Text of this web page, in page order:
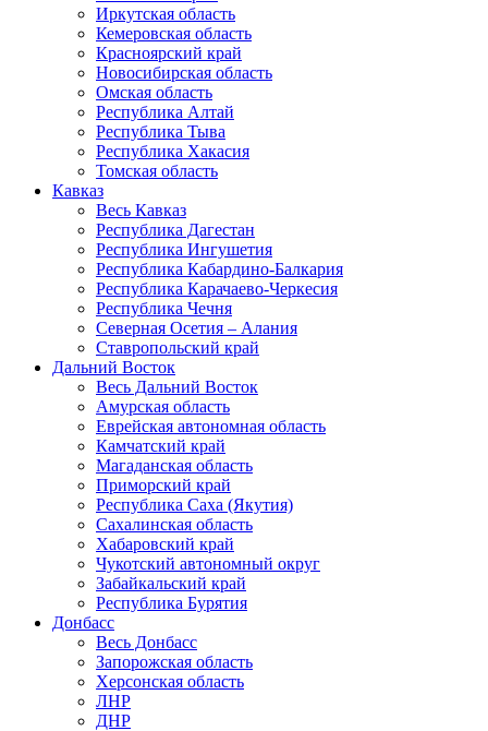
Иркутская область
Кемеровская область
Красноярский край
Новосибирская область
Омская область
Республика Алтай
Республика Тыва
Республика Хакасия
Томская область
Кавказ
Весь Кавказ
Республика Дагестан
Республика Ингушетия
Республика Кабардино-Балкария
Республика Карачаево-Черкесия
Республика Чечня
Северная Осетия – Алания
Ставропольский край
Дальний Восток
Весь Дальний Восток
Амурская область
Еврейская автономная область
Камчатский край
Магаданская область
Приморский край
Республика Саха (Якутия)
Сахалинская область
Хабаровский край
Чукотский автономный округ
Забайкальский край
Республика Бурятия
Донбасс
Весь Донбасс
Запорожская область
Херсонская область
ЛНР
ДНР